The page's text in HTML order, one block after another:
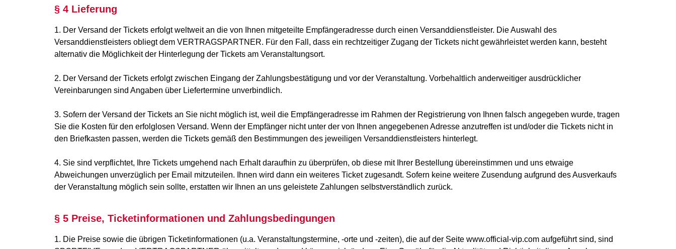
§ 4 Lieferung
1. Der Versand der Tickets erfolgt weltweit an die von Ihnen mitgeteilte Empfängeradresse durch einen Versanddienstleister. Die Auswahl des
Versanddienstleisters obliegt dem VERTRAGSPARTNER. Für den Fall, dass ein rechtzeitiger Zugang der Tickets nicht gewährleistet werden kann, besteht
alternativ die Möglichkeit der Hinterlegung der Tickets am Veranstaltungsort.
2. Der Versand der Tickets erfolgt zwischen Eingang der Zahlungsbestätigung und vor der Veranstaltung. Vorbehaltlich anderweitiger ausdrücklicher
Vereinbarungen sind Angaben über Liefertermine unverbindlich.
3. Sofern der Versand der Tickets an Sie nicht möglich ist, weil die Empfängeradresse im Rahmen der Registrierung von Ihnen falsch angegeben wurde, tragen
Sie die Kosten für den erfolglosen Versand. Wenn der Empfänger nicht unter der von Ihnen angegebenen Adresse anzutreffen ist und/oder die Tickets nicht in
den Briefkasten passen, werden die Tickets gemäß den Bestimmungen des jeweiligen Versanddienstleisters hinterlegt.
4. Sie sind verpflichtet, Ihre Tickets umgehend nach Erhalt daraufhin zu überprüfen, ob diese mit Ihrer Bestellung übereinstimmen und uns etwaige
Abweichungen unverzüglich per Email mitzuteilen. Ihnen wird dann ein weiteres Ticket zugesandt. Sofern keine weitere Zusendung aufgrund des Ausverkaufs
der Veranstaltung möglich sein sollte, erstatten wir Ihnen an uns geleistete Zahlungen selbstverständlich zurück.
§ 5 Preise, Ticketinformationen und Zahlungsbedingungen
1. Die Preise sowie die übrigen Ticketinformationen (u.a. Veranstaltungstermine, -orte und -zeiten), die auf der Seite www.official-vip.com aufgeführt sind, sind